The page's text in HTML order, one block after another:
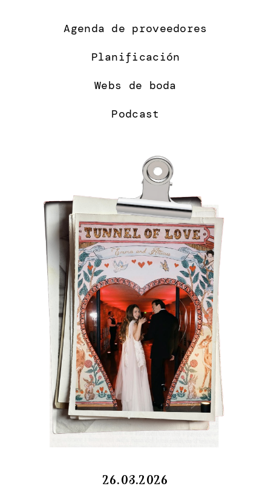
Agenda de proveedores
Planificación
Webs de boda
Podcast
26.03.2026